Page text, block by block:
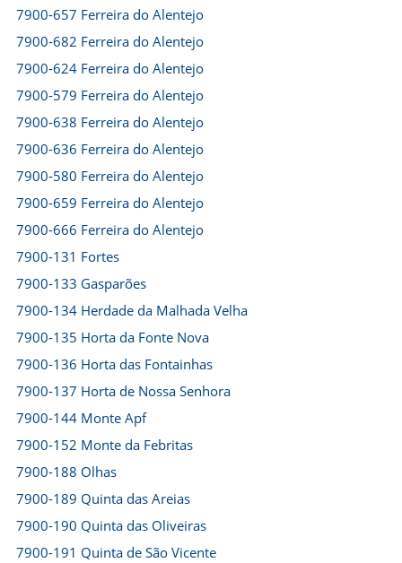
7900-657 Ferreira do Alentejo
7900-682 Ferreira do Alentejo
7900-624 Ferreira do Alentejo
7900-579 Ferreira do Alentejo
7900-638 Ferreira do Alentejo
7900-636 Ferreira do Alentejo
7900-580 Ferreira do Alentejo
7900-659 Ferreira do Alentejo
7900-666 Ferreira do Alentejo
7900-131 Fortes
7900-133 Gasparões
7900-134 Herdade da Malhada Velha
7900-135 Horta da Fonte Nova
7900-136 Horta das Fontainhas
7900-137 Horta de Nossa Senhora
7900-144 Monte Apf
7900-152 Monte da Febritas
7900-188 Olhas
7900-189 Quinta das Areias
7900-190 Quinta das Oliveiras
7900-191 Quinta de São Vicente